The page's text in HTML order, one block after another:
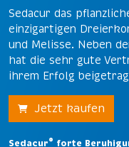
Sedacur das
einzigartigen
und Melisse. Neben
hat die sehr gute
ihrem Erfolg
Jetzt kaufen
Sedacur® forte